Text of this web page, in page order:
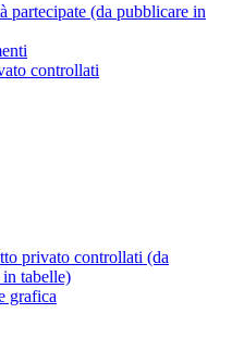
partecipate (da pubblicare in
controllati
privato controllati (da
tabelle)
grafica